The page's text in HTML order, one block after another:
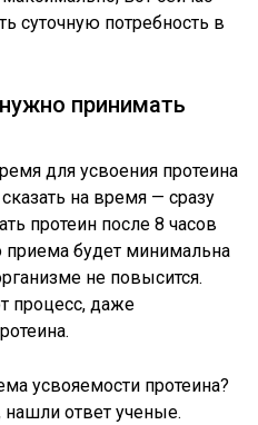
суточную потребность в
принимать
для усвоения протеина
на время — сразу
протеин после 8 часов
приема будет минимальна
не повысится.
процесс, даже
усвояемости протеина?
нашли ответ ученые.